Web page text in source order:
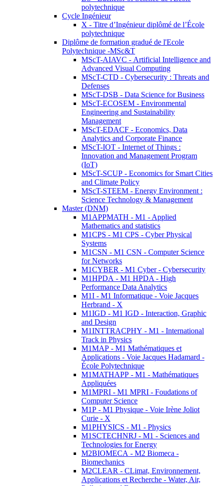
polytechnique
Cycle Ingénieur
X - Titre d’Ingénieur diplômé de l’École
polytechnique
Diplôme de formation gradué de l'Ecole
Polytechnique -MSc&T
MScT-AIAVC - Artificial Intelligence and
Advanced Visual Computing
MScT-CTD - Cybersecurity : Threats and
Defenses
MScT-DSB - Data Science for Business
MScT-ECOSEM - Environmental
Engineering and Sustainability
Management
MScT-EDACF - Economics, Data
Analytics and Corporate Finance
MScT-IOT - Internet of Things :
Innovation and Management Program
(IoT)
MScT-SCUP - Economics for Smart Cities
and Climate Policy
MScT-STEEM - Energy Environment :
Science Technology & Management
Master (DNM)
M1APPMATH - M1 - Applied
Mathematics and statistics
M1CPS - M1 CPS - Cyber Physical
Systems
M1CSN - M1 CSN - Computer Science
for Networks
M1CYBER - M1 Cyber - Cybersecurity
M1HPDA - M1 HPDA - High
Performance Data Analytics
M1I - M1 Informatique - Voie Jacques
Herbrand - X
M1IGD - M1 IGD - Interaction, Graphic
and Design
M1INTTRACPHY - M1 - International
Track in Physics
M1MAP - M1 Mathématiques et
Applications - Voie Jacques Hadamard -
École Polytechnique
M1MATHAPP - M1 - Mathématiques
Appliquées
M1MPRI - M1 MPRI - Foudations of
Computer Science
M1P - M1 Physique - Voie Irène Joliot
Curie - X
M1PHYSICS - M1 - Physics
M1SCTECHNRJ - M1 - Sciences and
Technologies for Energy
M2BIOMECA - M2 Biomeca -
Biomechanics
M2CLEAR - CLimat, Environnement,
Applications et Recherche - Water, Air,